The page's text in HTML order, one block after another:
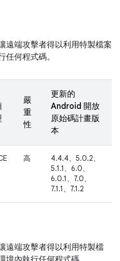
遠端攻擊者得以利用特製檔案
何程式碼。
嚴
重
性
更新的
Android 開放
原始碼計畫版
本
高
4.4.4、5.0.2、
5.1.1、6.0、
6.0.1、7.0、
7.1.1、7.1.2
遠端攻擊者得以利用特製檔